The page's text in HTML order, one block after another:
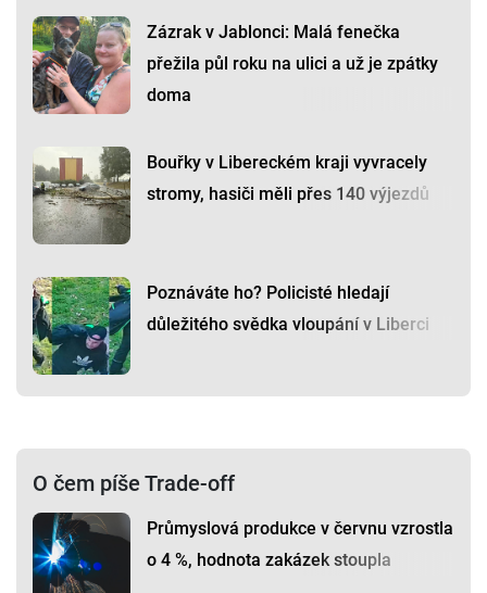
Zázrak v Jablonci: Malá fenečka
přežila půl roku na ulici a už je zpátky
doma
Bouřky v Libereckém kraji vyvracely
stromy, hasiči měli přes 140 výjezdů
Poznáváte ho? Policisté hledají
důležitého svědka vloupání v Liberci
O čem píše Trade-off
Průmyslová produkce v červnu vzrostla
o 4 %, hodnota zakázek stoupla